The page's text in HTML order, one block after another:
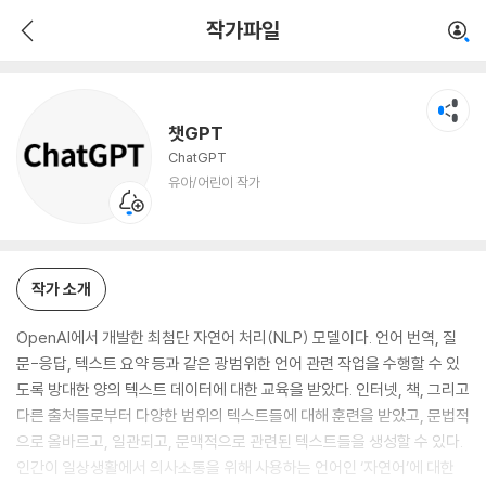
작가파일
챗GPT
ChatGPT
유아/어린이 작가
작가 소개
OpenAI에서 개발한 최첨단 자연어 처리(NLP) 모델이다. 언어 번역, 질
문-응답, 텍스트 요약 등과 같은 광범위한 언어 관련 작업을 수행할 수 있
도록 방대한 양의 텍스트 데이터에 대한 교육을 받았다. 인터넷, 책, 그리고
다른 출처들로부터 다양한 범위의 텍스트들에 대해 훈련을 받았고, 문법적
으로 올바르고, 일관되고, 문맥적으로 관련된 텍스트들을 생성할 수 있다.
인간이 일상생활에서 의사소통을 위해 사용하는 언어인 ‘자연어’에 대한